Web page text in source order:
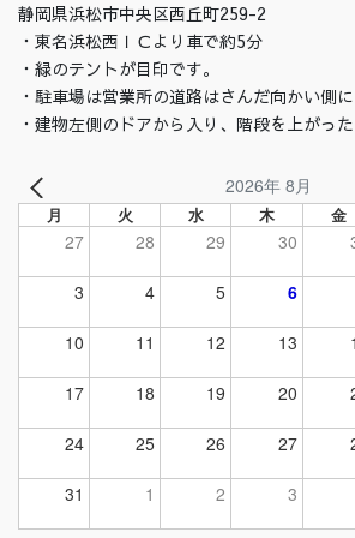
静岡県浜松市中央区西丘町259-2
・東名浜松西ＩＣより車で約5分
・緑のテントが目印です。
・駐車場は営業所の道路はさんだ向かい側に
・建物左側のドアから入り、階段を上がった
2026年 8月
月 火 水 木 金
27 28 29 30
3 4 5 6
10 11 12 13
17 18 19 20
24 25 26 27
31 1 2 3